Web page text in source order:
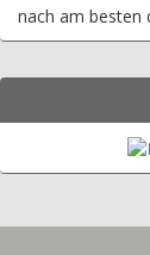
nach am besten